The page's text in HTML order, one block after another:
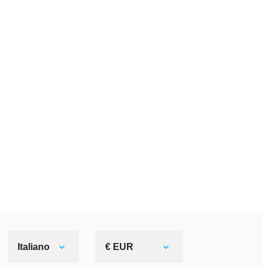
Italiano € EUR